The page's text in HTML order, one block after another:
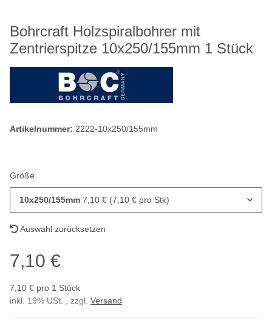
Bohrcraft Holzspiralbohrer mit
Zentrierspitze 10x250/155mm 1 Stück
Artikelnummer: 2222-10x250/155mm
Größe
10x250/155mm 7,10 € (7,10 € pro Stk)
Auswahl zurücksetzen
7,10 €
7,10 € pro 1 Stück
inkl. 19% USt. , zzgl. Versand